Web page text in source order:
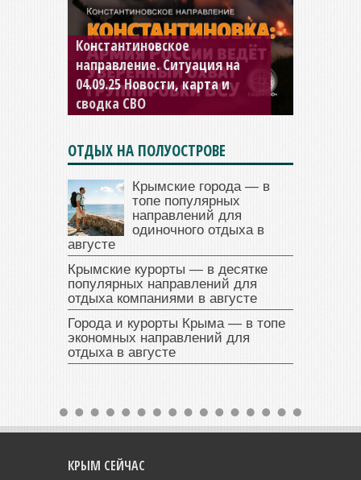
Константиновское
направление. Ситуация на
04.09.25 Новости, карта и
сводка СВО
ОТДЫХ НА ПОЛУОСТРОВЕ
Крымские города — в
топе популярных
направлений для
одиночного отдыха в
августе
Крымские курорты — в десятке
популярных направлений для
отдыха компаниями в августе
Города и курорты Крыма — в топе
экономных направлений для
отдыха в августе
КРЫМ СЕЙЧАС